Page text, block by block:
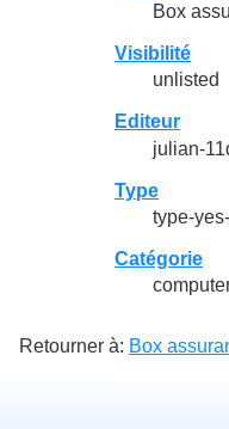
Box
Visibilité
unlisted
Editeur
julian-
Type
type-
Catégorie
Retourner à: Box